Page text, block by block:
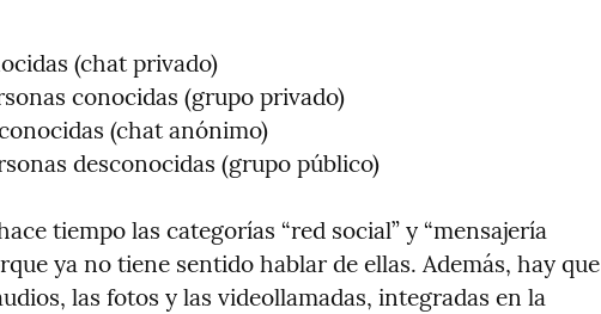
(chat privado)
conocidas (grupo privado)
(chat anónimo)
desconocidas (grupo público)
tiempo las categorías “red social” y “mensajería
ya no tiene sentido hablar de ellas. Además, hay que
las fotos y las videollamadas, integradas en la